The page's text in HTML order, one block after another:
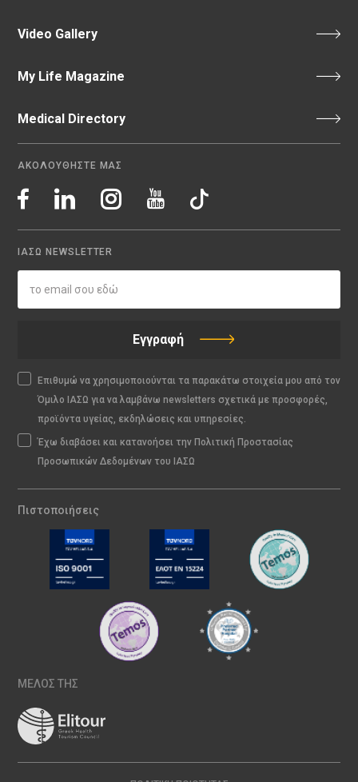
Video Gallery
My Life Magazine
Medical Directory
ΑΚΟΛΟΥΘΗΣΤΕ ΜΑΣ
ΙΑΣΩ NEWSLETTER
Εγγραφή
Επιθυμώ να χρησιμοποιούνται τα παρακάτω στοιχεία μου από τον
Όμιλο ΙΑΣΩ για να λαμβάνω newsletters σχετικά με προσφορές,
προϊόντα υγείας, εκδηλώσεις και υπηρεσίες.
Έχω διαβάσει και κατανοήσει την Πολιτική Προστασίας
Προσωπικών Δεδομένων του ΙΑΣΩ
Πιστοποιήσεις
ΜΕΛΟΣ ΤΗΣ